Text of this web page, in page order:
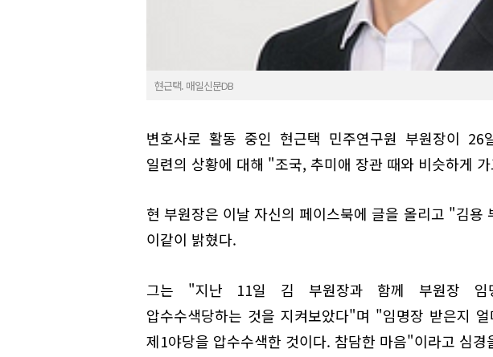
현근택. 매일신문DB
변호사로 활동 중인 현근택 민주연구원 부원장이 26
일련의 상황에 대해 "조국, 추미애 장관 때와 비슷하게
현 부원장은 이날 자신의 페이스북에 글을 올리고 "김용
이같이 밝혔다.
그는 "지난 11일 김 부원장과 함께 부원장 임
압수수색당하는 것을 지켜보았다"며 "임명장 받은지
제1야당을 압수수색한 것이다. 참담한 마음"이라고 심경